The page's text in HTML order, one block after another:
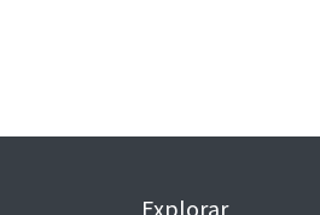
Explorar